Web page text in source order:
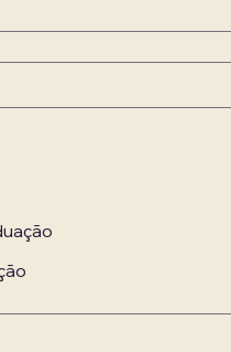
Pós-graduação